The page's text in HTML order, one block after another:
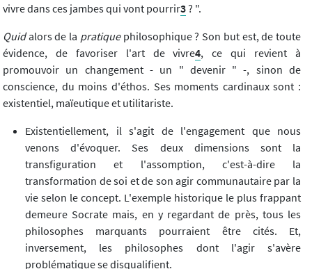
vivre dans ces jambes qui vont pourrir3? ".
Quidalors de la pratique philosophique ? Son but est, de toute
évidence, de favoriser l'art de vivre4, ce qui revient à
promouvoir un changement - un " devenir " -, sinon de
conscience, du moins d'éthos. Ses moments cardinaux sont :
existentiel, maïeutique et utilitariste.
Existentiellement, il s'agit de l'engagement que nous
venons d'évoquer. Ses deux dimensions sont la
transfiguration et l'assomption, c'est-à-dire la
transformation de soi et de son agir communautaire par la
vie selon le concept. L'exemple historique le plus frappant
demeure Socrate mais, en y regardant de près, tous les
philosophes marquants pourraient être cités. Et,
inversement, les philosophes dont l'agir s'avère
problématique se disqualifient.